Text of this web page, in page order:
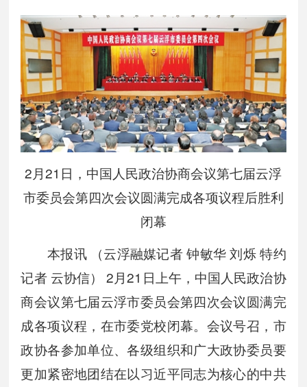
2月21日，中国人民政治协商会议第七届云浮
市委员会第四次会议圆满完成各项议程后胜利
闭幕
本报讯 （云浮融媒记者 钟敏华 刘烁 特约
记者 云协信） 2月21日上午，中国人民政治协
商会议第七届云浮市委员会第四次会议圆满完
成各项议程，在市委党校闭幕。会议号召，市
政协各参加单位、各级组织和广大政协委员要
更加紧密地团结在以习近平同志为核心的中共